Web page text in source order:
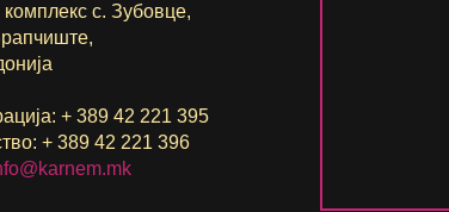
с. Зубовце,
+ 389 42 221 395
+ 389 42 221 396